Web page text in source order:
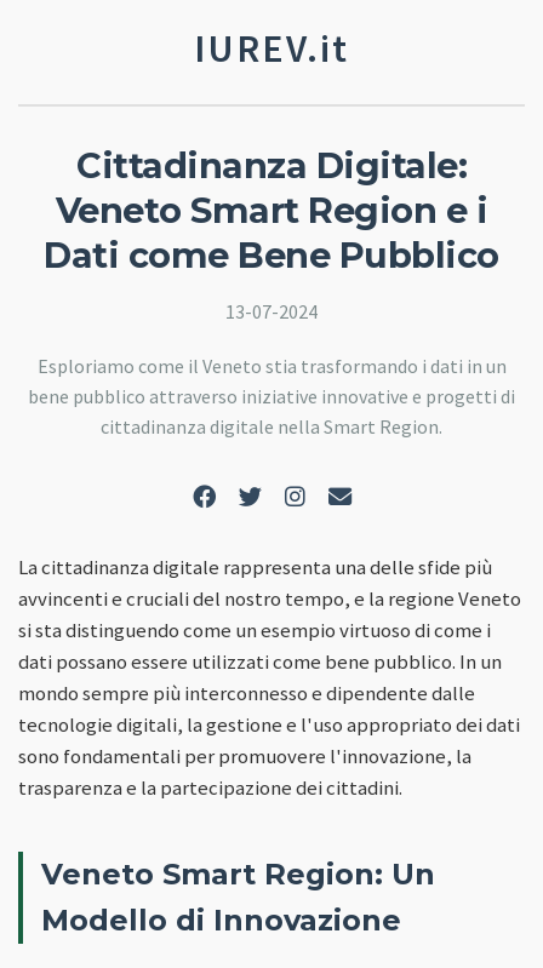
IUREV.it
Cittadinanza Digitale:
Veneto Smart Region e i
Dati come Bene Pubblico
13-07-2024
Esploriamo come il Veneto stia trasformando i dati in un
bene pubblico attraverso iniziative innovative e progetti di
cittadinanza digitale nella Smart Region.
La cittadinanza digitale rappresenta una delle sfide più
avvincenti e cruciali del nostro tempo, e la regione Veneto
si sta distinguendo come un esempio virtuoso di come i
dati possano essere utilizzati come bene pubblico. In un
mondo sempre più interconnesso e dipendente dalle
tecnologie digitali, la gestione e l'uso appropriato dei dati
sono fondamentali per promuovere l'innovazione, la
trasparenza e la partecipazione dei cittadini.
Veneto Smart Region: Un
Modello di Innovazione